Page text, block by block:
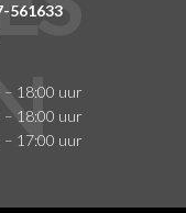
561633
– 18:00 uur
– 18:00 uur
– 17:00 uur